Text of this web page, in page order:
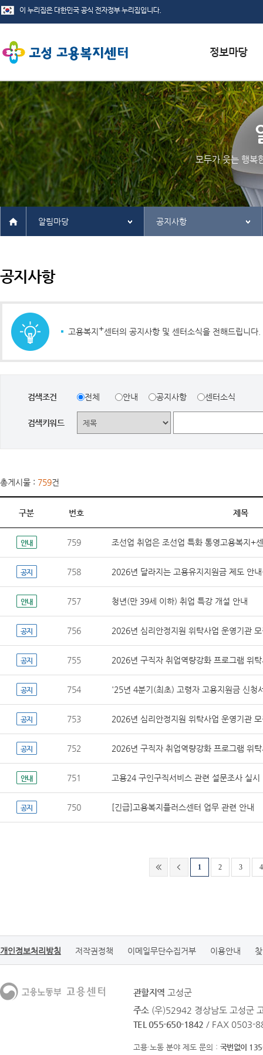
서식자료실
채용정보
인재정보
관련사이트
모두가 웃는 행복
알림마당 공지사항
공지사항
고용복지 +센터의 공지사항 및 센터소식을 전해드립니다.
검색조건 전체 안내 공지사항 센터소식
검색키워드
총게시물 : 759건
구분 번호 제목
안내 759 조선업 취업은 조선업 특화 통영고용복지+
공지 758 2026년 달라지는 고용유지지원금 제도 안
안내 757 청년(만 39세 이하) 취업 특강 개설 안내
공지 756 2026년 심리안정지원 위탁사업 운영기관
공지 755 2026년 구직자 취업역량강화 프로그램 위
공지 754 '25년 4분기(최초) 고령자 고용지원금 신청
공지 753 2026년 심리안정지원 위탁사업 운영기관
공지 752 2026년 구직자 취업역량강화 프로그램 위
안내 751 고용24 구인구직서비스 관련 설문조사 실시
공지 750 [긴급]고용복지플러스센터 업무 관련 안내
1 2 3 4
개인정보처리방침 저작권정책 이메일무단수집거부 이용안내
관할지역 고성군
주소 (우)52942 경상남도 고성군
TEL 055-650-1842 / FAX 0503-
고용·노동 분야 제도 문의 : 국번없이